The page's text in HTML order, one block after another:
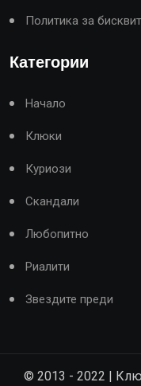
Политика за
Категории
Начало
Клюки
Куриози
Скандали
Любопитно
Риалити
Звездите преди
© 2013 - 2022 |